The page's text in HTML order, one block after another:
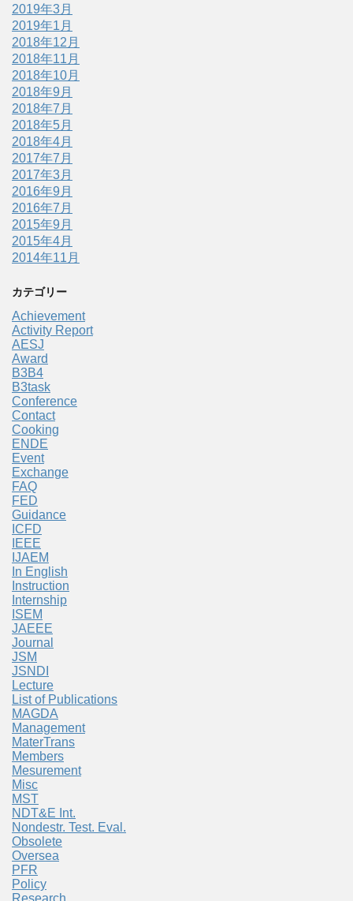
2019年3月
2019年1月
2018年12月
2018年11月
2018年10月
2018年9月
2018年7月
2018年5月
2018年4月
2017年7月
2017年3月
2016年9月
2016年7月
2015年9月
2015年4月
2014年11月
カテゴリー
Achievement
Activity Report
AESJ
Award
B3B4
B3task
Conference
Contact
Cooking
ENDE
Event
Exchange
FAQ
FED
Guidance
ICFD
IEEE
IJAEM
In English
Instruction
Internship
ISEM
JAEEE
Journal
JSM
JSNDI
Lecture
List of Publications
MAGDA
Management
MaterTrans
Members
Mesurement
Misc
MST
NDT&E Int.
Nondestr. Test. Eval.
Obsolete
Oversea
PFR
Policy
Research